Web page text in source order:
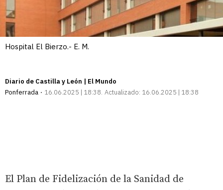
Hospital El Bierzo.- E. M.
Diario de Castilla y León | El Mundo
Ponferrada
16.06.2025 | 18:38 Actualizado: 16.06.2025 | 18:38
El Plan de Fidelización de la Sanidad de